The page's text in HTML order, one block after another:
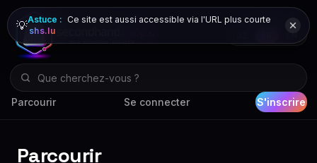
Parcourir Se connecter S'inscrire
💡Astuce : Ce site est aussi accessible via l'URL plus courte
shs.lu
Parcourir